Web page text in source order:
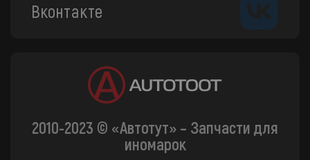
Вконтакте
2010-2023 © «Автотут» – Запчасти для
иномарок